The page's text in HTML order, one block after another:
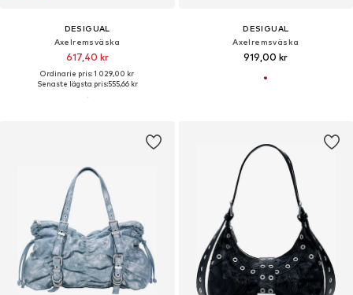
DESIGUAL
Axelremsväska
617,40 kr
Ordinarie pris: 1 029,00 kr
Senaste lägsta pris:555,66 kr
DESIGUAL
Axelremsväska
919,00 kr